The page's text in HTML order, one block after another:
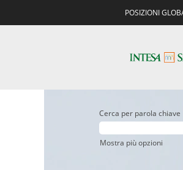
POSIZIONI
Cerca per parola chiave
Mostra più opzioni